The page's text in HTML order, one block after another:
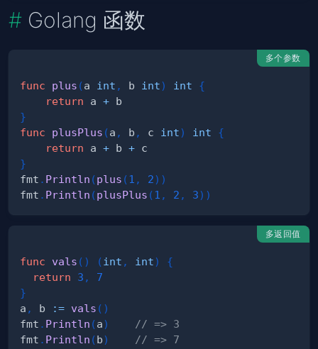
Golang 函数
多个参数
func plus (a int , b int) int
{
return a +
}
func
plusPlus (a , b , c int) int
{
return a + b +
}
fmt . Println (plus (1 , 2) )
fmt . Println (plusPlus (1 , 2 , 3) )
多返回值
func vals ( ) (int , int)
{
return
3 ,
7
}
a , b := vals ( )
fmt . Println (a)
// => 3
fmt . Println ( b) // => 7